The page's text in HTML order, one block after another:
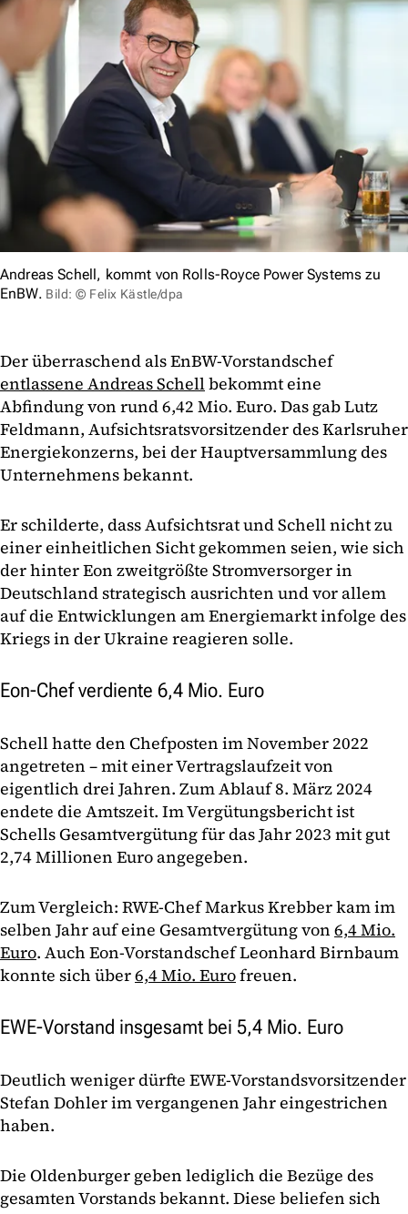
Andreas Schell, kommt von Rolls-Royce Power Systems zu
EnBW. Bild: © Felix Kästle/dpa
Der überraschend als EnBW-Vorstandschef
entlassene Andreas Schellbekommt eine
Abfindung von rund 6,42 Mio. Euro. Das gab Lutz
Feldmann, Aufsichtsratsvorsitzender des Karlsruher
Energiekonzerns, bei der Hauptversammlung des
Unternehmens bekannt.
Er schilderte, dass Aufsichtsrat und Schell nicht zu
einer einheitlichen Sicht gekommen seien, wie sich
der hinter Eon zweitgrößte Stromversorger in
Deutschland strategisch ausrichten und vor allem
auf die Entwicklungen am Energiemarkt infolge des
Kriegs in der Ukraine reagieren solle.
Eon-Chef verdiente 6,4 Mio. Euro
Schell hatte den Chefposten im November 2022
angetreten – mit einer Vertragslaufzeit von
eigentlich drei Jahren. Zum Ablauf 8. März 2024
endete die Amtszeit. Im Vergütungsbericht ist
Schells Gesamtvergütung für das Jahr 2023 mit gut
2,74 Millionen Euro angegeben.
Zum Vergleich: RWE-Chef Markus Krebber kam im
selben Jahr auf eine Gesamtvergütung von 6,4 Mio.
Euro. Auch Eon-Vorstandschef Leonhard Birnbaum
konnte sich über6,4 Mio. Eurofreuen.
EWE-Vorstand insgesamt bei 5,4 Mio. Euro
Deutlich weniger dürfte EWE-Vorstandsvorsitzender
Stefan Dohler im vergangenen Jahr eingestrichen
haben.
Die Oldenburger geben lediglich die Bezüge des
gesamten Vorstands bekannt. Diese beliefen sich